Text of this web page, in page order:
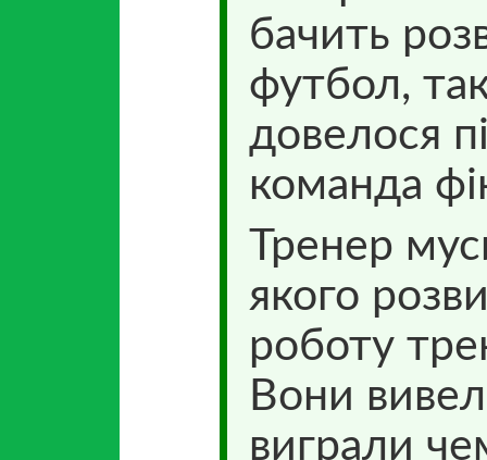
бачить
футбол,
довелося
команда
Тренер
якого
роботу
Вони
виграли